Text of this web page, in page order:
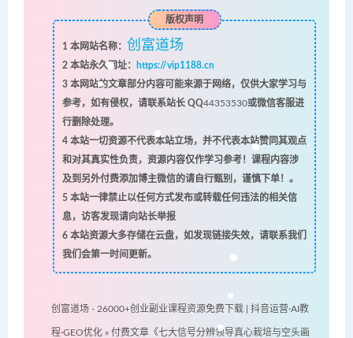
版权声明
1 本网站名称： 创富道场
2本站永久网址：
https://vip1188.cn
3本网站的文章部分内容可能来源于网络，仅供大家学习与
参考，如有侵权，请联系站长 QQ44353530或微信客服进
行删除处理。
4本站一切资源不代表本站立场，并不代表本站赞同其观点
和对其真实性负责，资源内容仅作学习参考！课程内容涉
及到另外付费添加博主微信的请自行甄别，谨慎下单！。
5本站一律禁止以任何方式发布或转载任何违法的相关信
息，访客发现请向站长举报
6本站资源大多存储在云盘，如发现链接失效，请联系我们
我们会第一时间更新。
创富道场 - 26000+创业副业课程资源免费下载 | 抖音运营·AI教
程·GEO优化 » 付费文章《七大信号分辨领导真心栽培与空头画